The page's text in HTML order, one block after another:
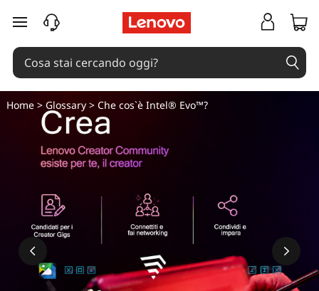
passa a contenuto principale
Home> Glossary> Che cos`è Intel® Evo™?